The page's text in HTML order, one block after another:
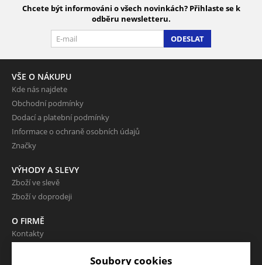
Chcete být informováni o všech novinkách? Přihlaste se k
odběru newsletteru.
ODESLAT
VŠE O NÁKUPU
Kde nás najdete
Obchodní podmínky
Dodací a platební podmínky
Informace o ochraně osobních údajů
Značky
VÝHODY A SLEVY
Zboží ve slevě
Zboží v doprodeji
O FIRMĚ
Kontakty
Soubory cookies